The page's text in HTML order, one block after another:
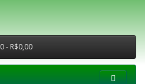
0 - R$0,00